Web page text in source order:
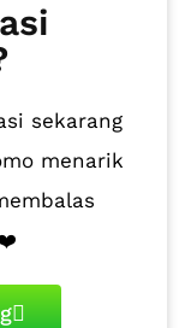
sekarang
menarik